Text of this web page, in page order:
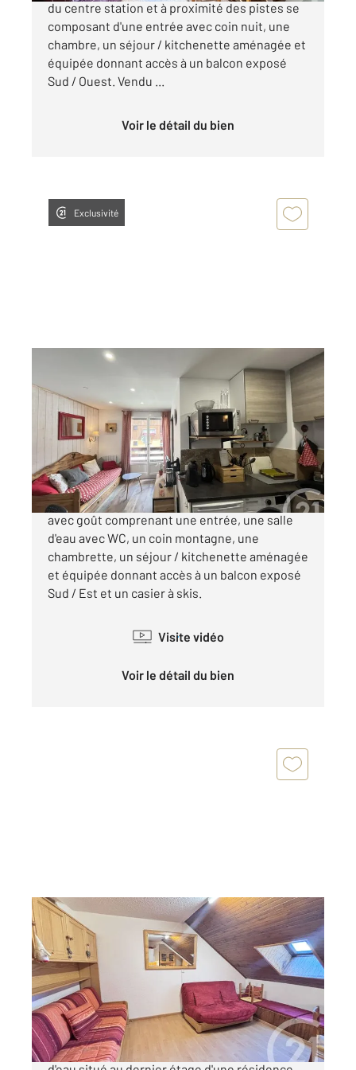
du centre station et à proximité des pistes se
composant d'une entrée avec coin nuit, une
chambre, un séjour / kitchenette aménagée et
équipée donnant accès à un balcon exposé
Sud / Ouest. Vendu ...
Voir le détail du bien
Exclusivité
, 1 pièce
Ref : 1173
Appartement Studio Cabine à vendre
119 800 €
Superbe appartement entièrement rénové
avec goût comprenant une entrée, une salle
d'eau avec WC, un coin montagne, une
chambrette, un séjour / kitchenette aménagée
et équipée donnant accès à un balcon exposé
Sud / Est et un casier à skis.
Visite vidéo
Voir le détail du bien
RISOUL 05
20,15 m2, 1 pièce
Ref : 1258
Appartement Studio à vendre
69 000 €
Coquet studio d'une pièce principale et salle